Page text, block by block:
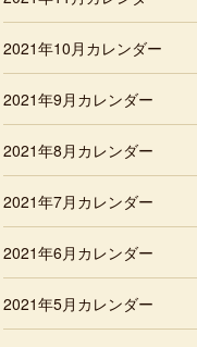
2021年10月カレンダー
2021年9月カレンダー
2021年8月カレンダー
2021年7月カレンダー
2021年6月カレンダー
2021年5月カレンダー